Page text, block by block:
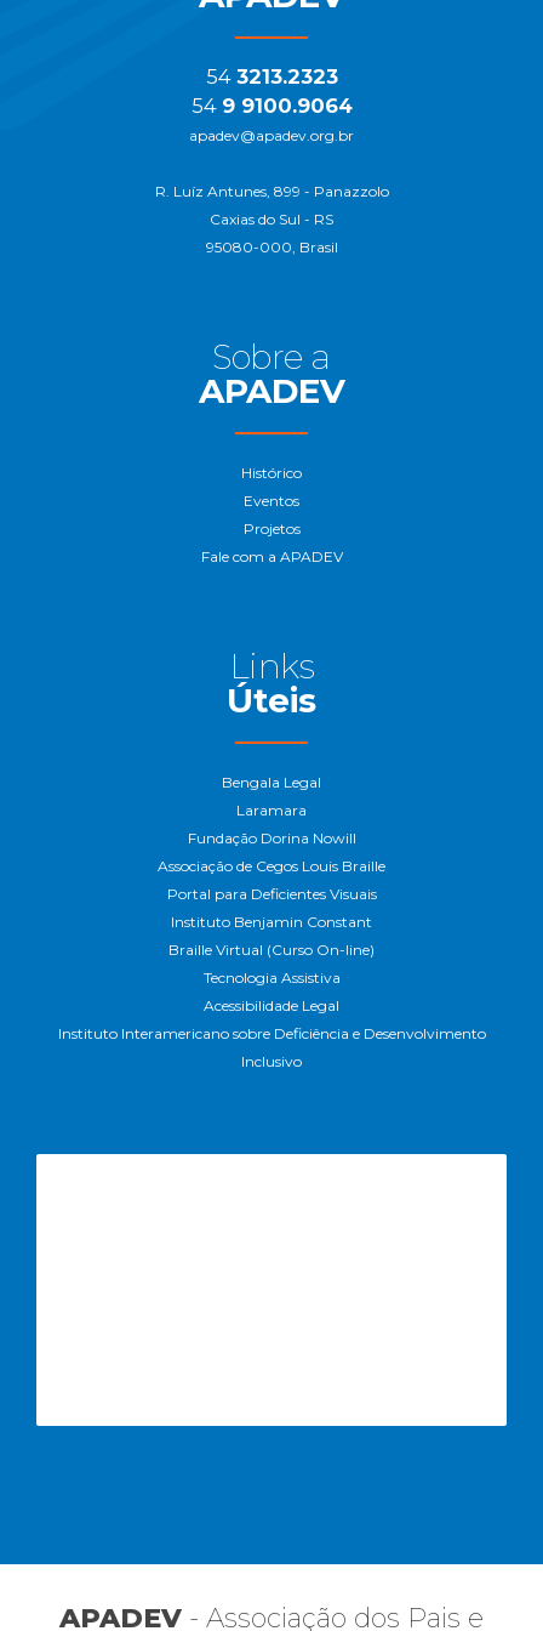
54 3213.2323
54 9 9100.9064
apadev@apadev.org.br
R. Luíz Antunes, 899 - Panazzolo
Caxias do Sul - RS
95080-000, Brasil
Sobre a
APADEV
Histórico
Eventos
Projetos
Fale com a APADEV
Links
Úteis
Bengala Legal
Laramara
Fundação Dorina Nowill
Associação de Cegos Louis Braille
Portal para Deficientes Visuais
Instituto Benjamin Constant
Braille Virtual (Curso On-line)
Tecnologia Assistiva
Acessibilidade Legal
Instituto Interamericano sobre Deficiência e Desenvolvimento
Inclusivo
APADEV - Associação dos Pais e